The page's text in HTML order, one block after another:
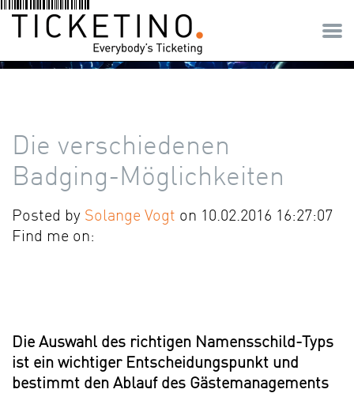
Die verschiedenen
Badging-Möglichkeiten
Posted by Solange Vogt on 10.02.2016 16:27:07
Find me on:
Die Auswahl des richtigen Namensschild-Typs
ist ein wichtiger Entscheidungspunkt und
bestimmt den Ablauf des Gästemanagements